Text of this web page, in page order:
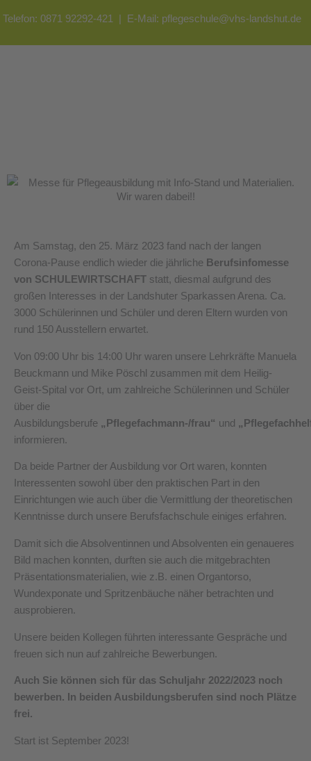
Inhalt
Telefon: 0871 92292-421 | E-Mail: pflegeschule@vhs-landshut.de
Wir waren dabei!!
Am Samstag, den 25. März 2023 fand nach der langen
Corona-Pause endlich wieder die jährliche Berufsinfomesse
von SCHULEWIRTSCHAFT statt, diesmal aufgrund des
großen Interesses in der Landshuter Sparkassen Arena. Ca.
3000 Schülerinnen und Schüler und deren Eltern wurden von
rund 150 Ausstellern erwartet.
Von 09:00 Uhr bis 14:00 Uhr waren unsere Lehrkräfte Manuela
Beuckmann und Mike Pöschl zusammen mit dem Heilig-
Geist-Spital vor Ort, um zahlreiche Schülerinnen und Schüler
über die
Ausbildungsberufe „Pflegefachmann-/frau“ und
informieren.
Da beide Partner der Ausbildung vor Ort waren, konnten
Interessenten sowohl über den praktischen Part in den
Einrichtungen wie auch über die Vermittlung der theoretischen
Kenntnisse durch unsere Berufsfachschule einiges erfahren.
Damit sich die Absolventinnen und Absolventen ein genaueres
Bild machen konnten, durften sie auch die mitgebrachten
Präsentationsmaterialien, wie z.B. einen Organtorso,
Wundexponate und Spritzenbäuche näher betrachten und
ausprobieren.
Unsere beiden Kollegen führten interessante Gespräche und
freuen sich nun auf zahlreiche Bewerbungen.
Auch Sie können sich für das Schuljahr 2022/2023 noch
bewerben. In beiden Ausbildungsberufen sind noch Plätze
frei.
Start ist September 2023!